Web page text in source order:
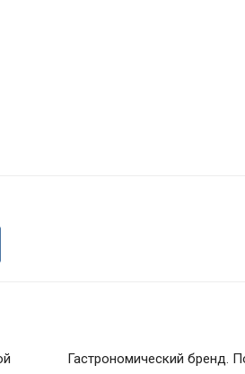
Гастрономический бренд.